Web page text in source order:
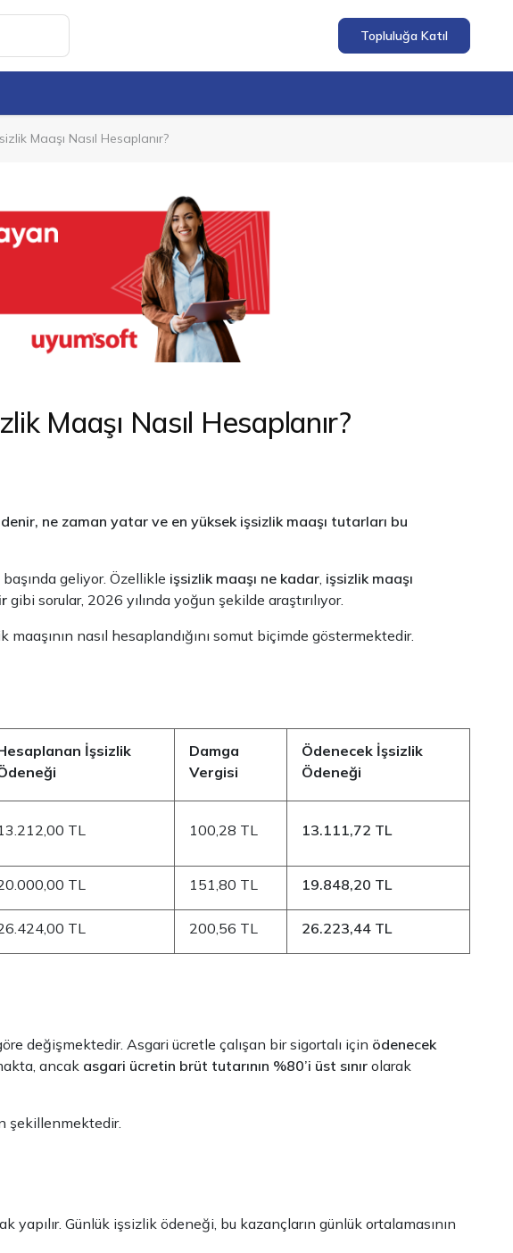
Topluluğa Katıl
Maaşı Nasıl Hesaplanır?
Maaşı Nasıl Hesaplanır?
ne zaman yatar ve en yüksek işsizlik maaşı tutarları bu
geliyor. Özellikle işsizlik maaşı ne kadar işsizlik maaşı
gibi sorular, 2026 yılında yoğun şekilde araştırılıyor.
maaşının nasıl hesaplandığını somut biçimde göstermektedir.
İşsizlik
Damga
Vergisi
Ödenecek İşsizlik
Ödeneği
TL 100,28 TL 13.111,72 TL
TL 151,80 TL 19.848,20 TL
TL 200,56 TL 26.223,44 TL
değişmektedir. Asgari ücretle çalışan bir sigortalı için ödenecek
ancak asgari ücretin brüt tutarının %80’i üst sınır olarak
şekillenmektedir.
yapılır. Günlük işsizlik ödeneği, bu kazançların günlük ortalamasının